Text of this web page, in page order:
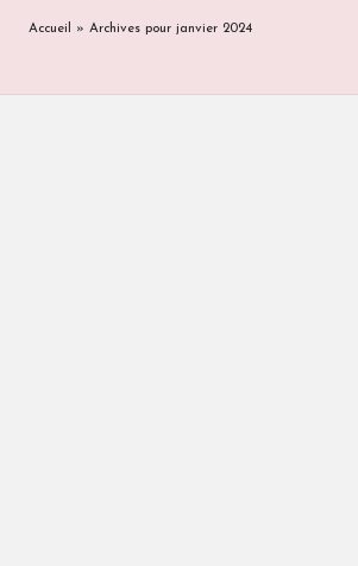
Accueil » Archives pour janvier 2024